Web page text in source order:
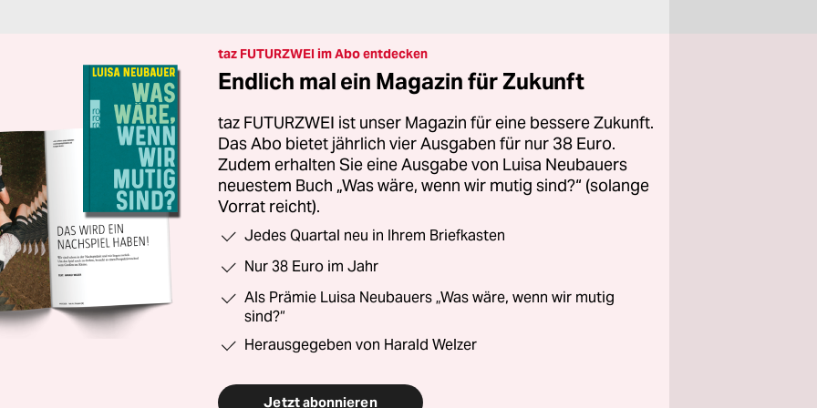
taz FUTURZWEI im Abo entdecken
Endlich mal ein Magazin für Zukunft
taz FUTURZWEI ist unser Magazin für eine bessere Zukunft.
Das Abo bietet jährlich vier Ausgaben für nur 38 Euro.
Zudem erhalten Sie eine Ausgabe von Luisa Neubauers
neuestem Buch „Was wäre, wenn wir mutig sind?“ (solange
Vorrat reicht).
Jedes Quartal neu in Ihrem Briefkasten
Nur 38 Euro im Jahr
Als Prämie Luisa Neubauers „Was wäre, wenn wir mutig
sind?“
Herausgegeben von Harald Welzer
Jetzt abonnieren